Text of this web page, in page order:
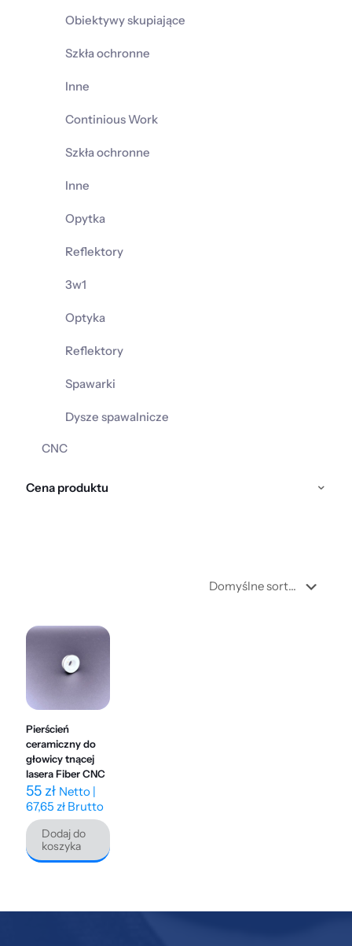
Obiektywy skupiające
Szkła ochronne
Inne
Continious Work
Szkła ochronne
Inne
Opytka
Reflektory
3w1
Optyka
Reflektory
Spawarki
Dysze spawalnicze
CNC
Cena produktu
Pierścień
ceramiczny do
głowicy tnącej
lasera Fiber CNC
55 zł Netto |
67,65 zł Brutto
Dodaj do
koszyka